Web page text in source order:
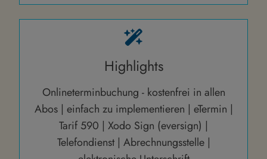
Highlights
Onlineterminbuchung - kostenfrei in allen
Abos | einfach zu implementieren | eTermin |
Tarif 590 | Xodo Sign (eversign) |
Telefondienst | Abrechnungsstelle |